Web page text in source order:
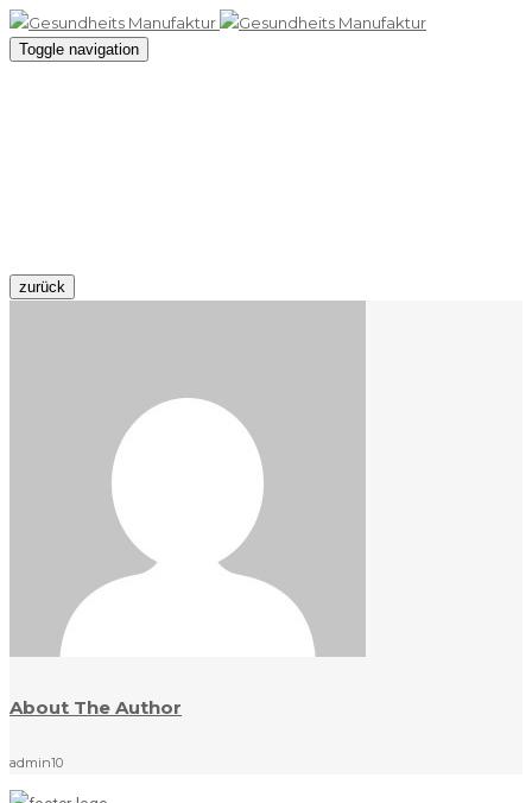
Toggle navigation
zurück
About The Author
admin10